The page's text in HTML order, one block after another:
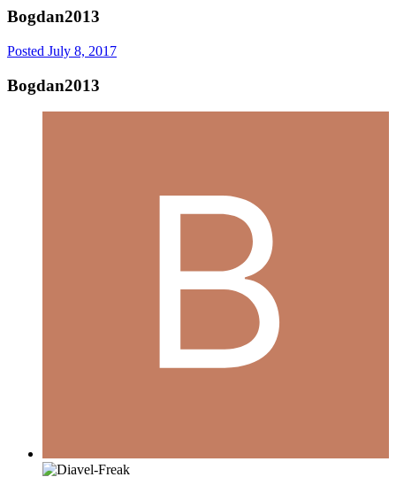
Bogdan2013
Posted July 8, 2017
Bogdan2013